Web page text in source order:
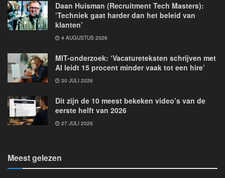
Daan Huisman (Recruitment Tech Masters):
‘Techniek gaat harder dan het beleid van
klanten’
4 AUGUSTUS 2026
MIT-onderzoek: ‘Vacatureteksten schrijven met
AI leidt 15 procent minder vaak tot een hire’
30 JULI 2026
Dit zijn de 10 meest bekeken video’s van de
eerste helft van 2026
27 JULI 2026
Meest gelezen